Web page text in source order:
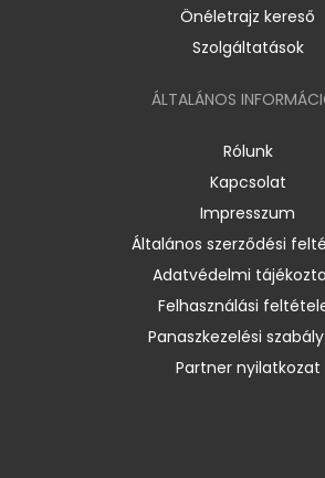
Önéletrajz kereső
Szolgáltatások
ÁLTALÁNOS
Rólunk
Kapcsolat
Impresszum
Általános szerződési
Adatvédelmi
Felhasználási
Panaszkezelési
Partner nyilatkozat